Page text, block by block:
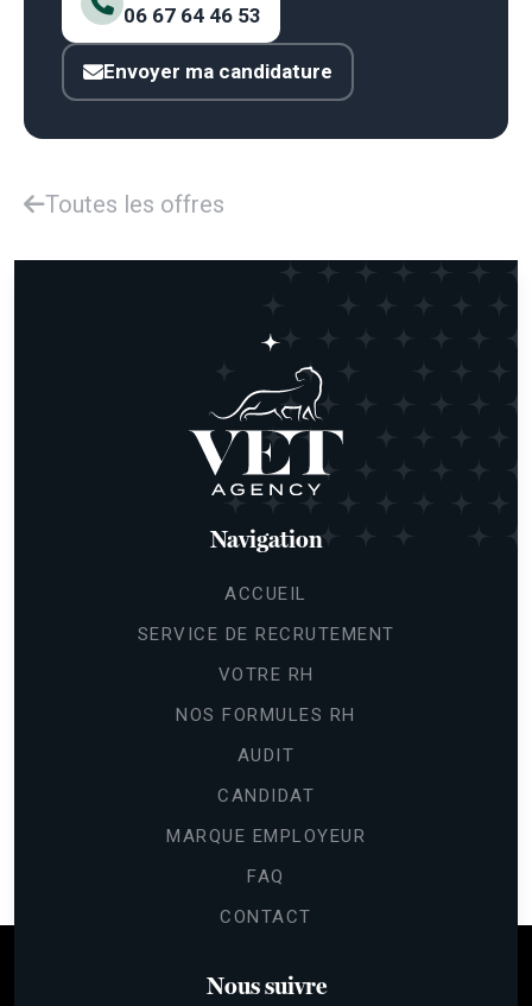
06 67 64 46 53
Envoyer ma candidature
Toutes les offres
Navigation
ACCUEIL
SERVICE DE RECRUTEMENT
VOTRE RH
NOS FORMULES RH
AUDIT
CANDIDAT
MARQUE EMPLOYEUR
FAQ
CONTACT
Nous suivre